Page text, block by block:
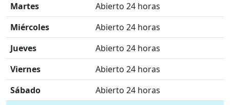
Martes
Abierto 24 horas
Miércoles
Abierto 24 horas
Jueves
Abierto 24 horas
Viernes
Abierto 24 horas
Sábado
Abierto 24 horas